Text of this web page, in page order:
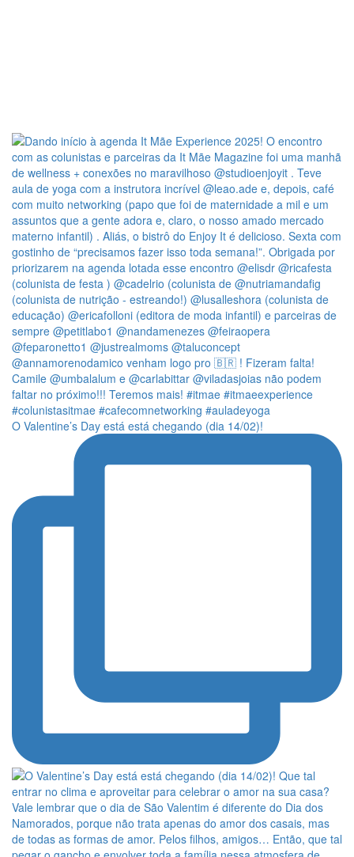
O Valentine’s Day está está chegando (dia 14/02)!